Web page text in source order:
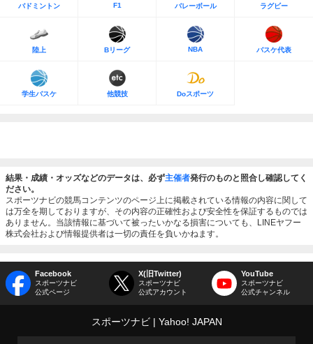
バドミントン F1 バレーボール ラグビー
陸上 Bリーグ NBA バスケ代表
学生バスケ 他競技 Doスポーツ
結果・成績・オッズなどのデータは、必ず主催者発行のものと照合し確認してく
ださい。
スポーツナビの競馬コンテンツのページ上に掲載されている情報の内容に関して
は万全を期しておりますが、その内容の正確性および安全性を保証するものでは
ありません。当該情報に基づいて被ったいかなる損害についても、LINEヤフー
株式会社および情報提供者は一切の責任を負いかねます。
Facebook
スポーツナビ
公式ページ
X(旧Twitter)
スポーツナビ
公式アカウント
YouTube
スポーツナビ
公式チャンネル
スポーツナビ Yahoo! JAPAN